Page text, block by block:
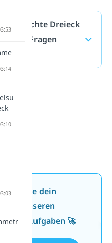
Dreieck
Fragen
Teste dein
mit unseren
Aufgaben 🚀